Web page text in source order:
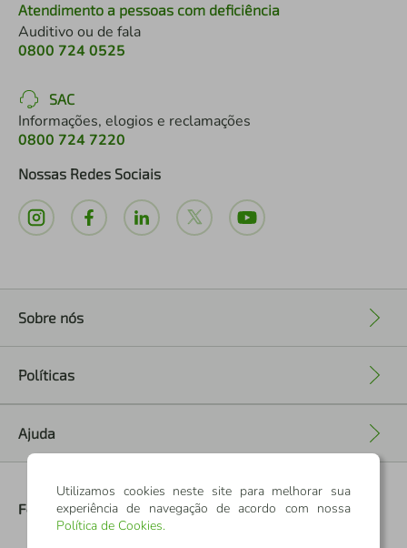
Atendimento a pessoas com deficiência
Auditivo ou de fala
0800 724 0525
SAC
Informações, elogios e reclamações
0800 724 7220
Nossas Redes Sociais
Sobre nós
Políticas
Ajuda
Formas de Pagamento
Utilizamos cookies neste site para melhorar sua
experiência de navegação de acordo com nossa
Política de Cookies.